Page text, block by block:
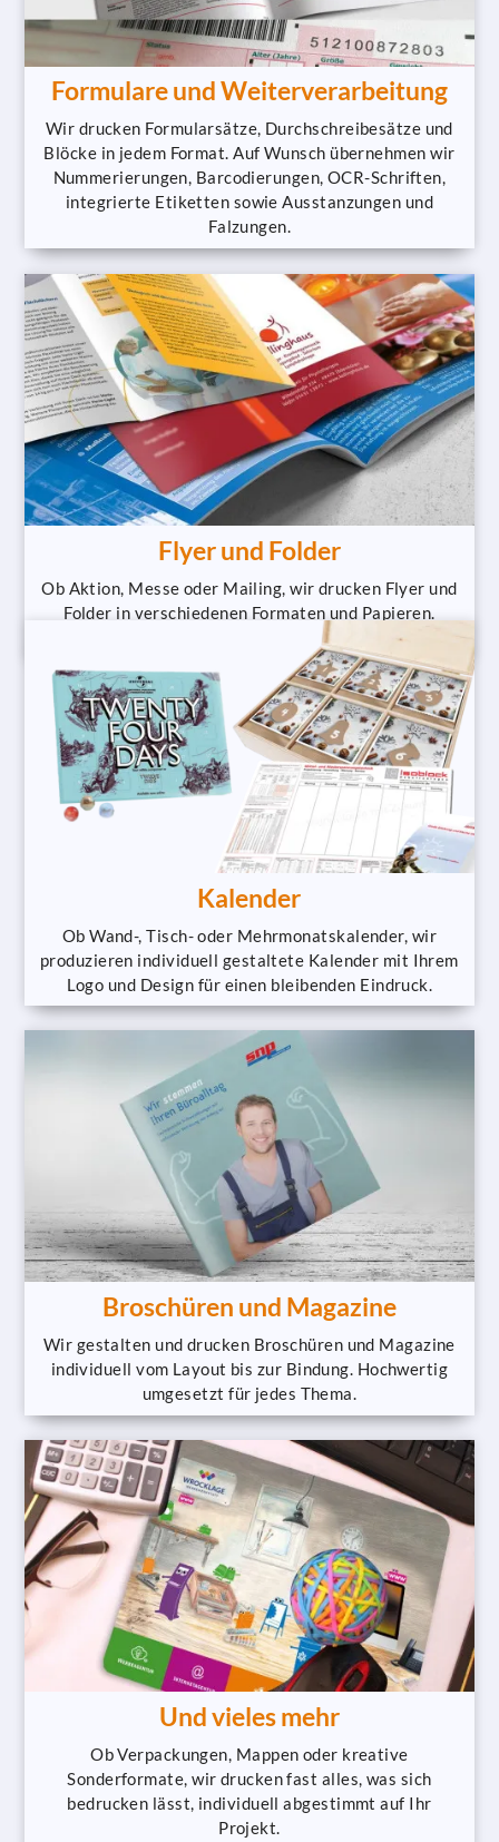
Formulare und Weiterverarbeitung
Wir drucken Formularsätze, Durchschreibesätze und
Blöcke in jedem Format. Auf Wunsch übernehmen wir
Nummerierungen, Barcodierungen, OCR-Schriften,
integrierte Etiketten sowie Ausstanzungen und
Falzungen.
Flyer und Folder
Ob Aktion, Messe oder Mailing, wir drucken Flyer und
Folder in verschiedenen Formaten und Papieren.
Individuell gestaltet und schnell geliefert.
Kalender
Ob Wand-, Tisch- oder Mehrmonatskalender, wir
produzieren individuell gestaltete Kalender mit Ihrem
Logo und Design für einen bleibenden Eindruck.
Broschüren und Magazine
Wir gestalten und drucken Broschüren und Magazine
individuell vom Layout bis zur Bindung. Hochwertig
umgesetzt für jedes Thema.
Und vieles mehr
Ob Verpackungen, Mappen oder kreative
Sonderformate, wir drucken fast alles, was sich
bedrucken lässt, individuell abgestimmt auf Ihr
Projekt.